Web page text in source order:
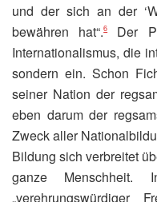
und der sich an der
bewähren hat“.6Der
Internationalismus, die
sondern ein. Schon
seiner Nation der
eben darum der
Zweck aller
Bildung sich verbreitet
ganze
„verehrungswürdiger